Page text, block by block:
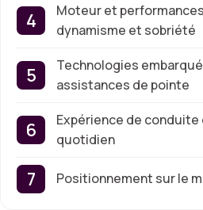
Moteur et
dynamisme et sobriété
Technologies
assistances de pointe
Expérience de conduite
quotidien
Positionnement sur le